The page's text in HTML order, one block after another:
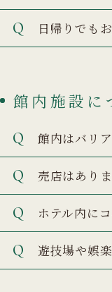
日帰りでも
館内施設に
館内はバリ
売店はあり
ホテル内に
遊技場や娯